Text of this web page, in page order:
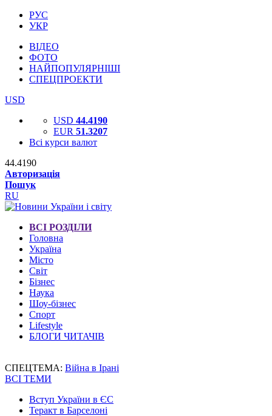
РУС
УКР
ВІДЕО
ФОТО
НАЙПОПУЛЯРНІШІ
СПЕЦПРОЕКТИ
USD
USD 44.4190
EUR 51.3207
Всі курси валют
44.4190
Авторизація
Пошук
RU
ВСІ РОЗДІЛИ
Головна
Україна
Місто
Світ
Бізнес
Наука
Шоу-бізнес
Спорт
Lifestyle
БЛОГИ ЧИТАЧІВ
СПЕЦТЕМА: Війна в Ірані
ВСІ ТЕМИ
Вступ України в ЄС
Теракт в Барселоні